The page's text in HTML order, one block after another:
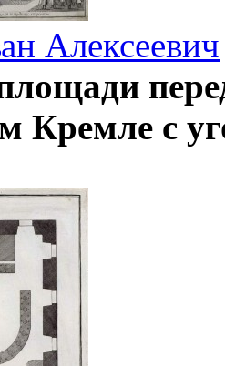
Алексеевич
Кремле с